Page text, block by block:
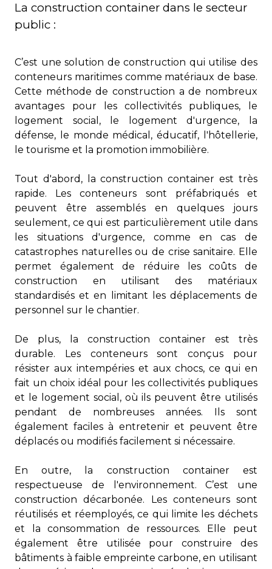
La construction container dans le secteur
public :
C’est une solution de construction qui utilise des
conteneurs maritimes comme matériaux de base.
Cette méthode de construction a de nombreux
avantages pour les collectivités publiques, le
logement social, le logement d'urgence, la
défense, le monde médical, éducatif, l'hôtellerie,
le tourisme et la promotion immobilière.
Tout d'abord, la construction container est très
rapide. Les conteneurs sont préfabriqués et
peuvent être assemblés en quelques jours
seulement, ce qui est particulièrement utile dans
les situations d'urgence, comme en cas de
catastrophes naturelles ou de crise sanitaire. Elle
permet également de réduire les coûts de
construction en utilisant des matériaux
standardisés et en limitant les déplacements de
personnel sur le chantier.
De plus, la construction container est très
durable. Les conteneurs sont conçus pour
résister aux intempéries et aux chocs, ce qui en
fait un choix idéal pour les collectivités publiques
et le logement social, où ils peuvent être utilisés
pendant de nombreuses années. Ils sont
également faciles à entretenir et peuvent être
déplacés ou modifiés facilement si nécessaire.
En outre, la construction container est
respectueuse de l'environnement. C’est une
construction décarbonée. Les conteneurs sont
réutilisés et réemployés, ce qui limite les déchets
et la consommation de ressources. Elle peut
également être utilisée pour construire des
bâtiments à faible empreinte carbone, en utilisant